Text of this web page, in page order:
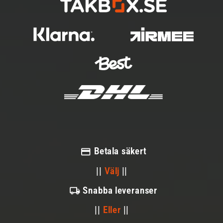
Betala säkert
|| Välj ||
Snabba leveranser
|| Eller ||